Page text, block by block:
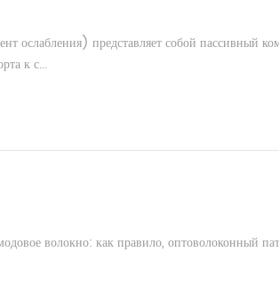
ослабления) представляет собой пассивный
к с...
волокно: как правило, оптоволоконный